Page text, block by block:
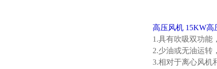
高压风机 15KW高
1.具有吹吸双功能
2.少油或无油运转
3.相对于离心风机